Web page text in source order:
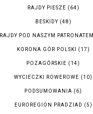
RAJDY PIESZE (64)
BESKIDY (48)
RAJDY POD NASZYM PATRONATEM
KORONA GÓR POLSKI (17)
POZAGÓRSKIE (14)
WYCIECZKI ROWEROWE (10)
PODSUMOWANIA (6)
EUROREGION PRADZIAD (5)